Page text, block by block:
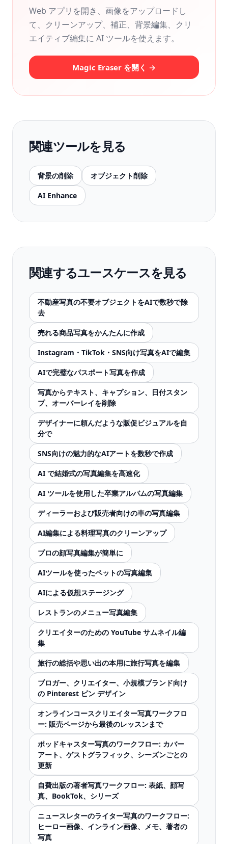
Web アプリを開き、画像をアップロードし
て、クリーンアップ、補正、背景編集、クリ
エイティブ編集に AI ツールを使えます。
Magic Eraser を開く →
関連ツールを見る
背景の削除 オブジェクト削除
AI Enhance
関連するユースケースを見る
不動産写真の不要オブジェクトをAIで数秒で除
去
売れる商品写真をかんたんに作成
Instagram・TikTok・SNS向け写真をAIで編集
AIで完璧なパスポート写真を作成
写真からテキスト、キャプション、日付スタン
プ、オーバーレイを削除
デザイナーに頼んだような販促ビジュアルを自
分で
SNS向けの魅力的なAIアートを数秒で作成
AI で結婚式の写真編集を高速化
AI ツールを使用した卒業アルバムの写真編集
ディーラーおよび販売者向けの車の写真編集
AI編集による料理写真のクリーンアップ
プロの顔写真編集が簡単に
AIツールを使ったペットの写真編集
AIによる仮想ステージング
レストランのメニュー写真編集
クリエイターのための YouTube サムネイル編
集
旅行の総括や思い出の本用に旅行写真を編集
ブロガー、クリエイター、小規模ブランド向け
の Pinterest ピン デザイン
オンラインコースクリエイター写真ワークフロ
ー: 販売ページから最後のレッスンまで
ポッドキャスター写真のワークフロー: カバー
アート、ゲストグラフィック、シーズンごとの
更新
自費出版の著者写真ワークフロー: 表紙、顔写
真、BookTok、シリーズ
ニュースレターのライター写真のワークフロー:
ヒーロー画像、インライン画像、メモ、著者の
写真